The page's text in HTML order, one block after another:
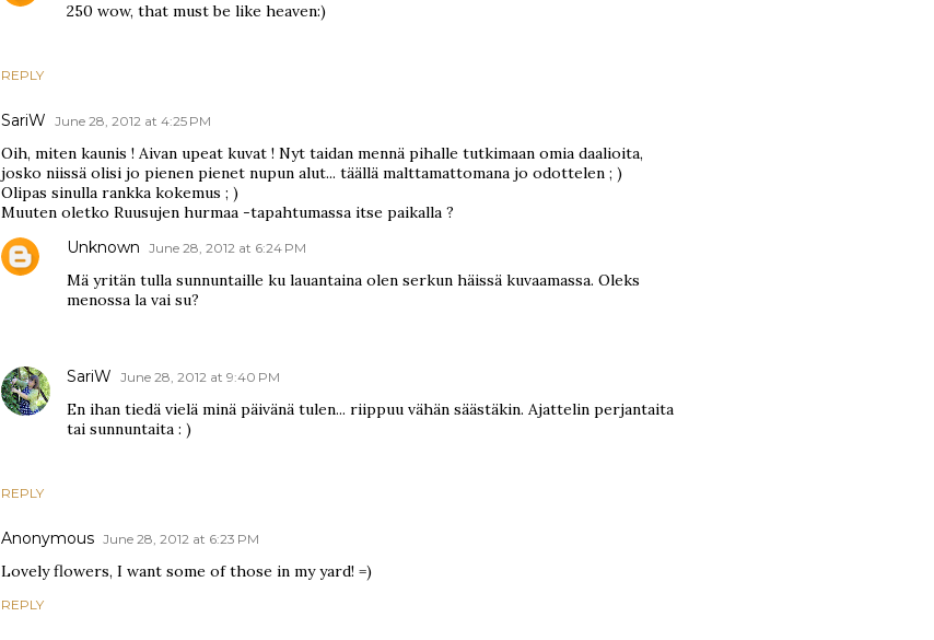
REPLY
250 wow, that must be like heaven:)
SariW June 28, 2012 at 4:25 PM
Oih, miten kaunis ! Aivan upeat kuvat ! Nyt taidan mennä pihalle tutkimaan omia daalioita,
josko niissä olisi jo pienen pienet nupun alut... täällä malttamattomana jo odottelen ; )
Olipas sinulla rankka kokemus ; )
Muuten oletko Ruusujen hurmaa -tapahtumassa itse paikalla ?
REPLY
Unknown June 28, 2012 at 6:24 PM
Mä yritän tulla sunnuntaille ku lauantaina olen serkun häissä kuvaamassa. Oleks
menossa la vai su?
SariW June 28, 2012 at 9:40 PM
En ihan tiedä vielä minä päivänä tulen... riippuu vähän säästäkin. Ajattelin perjantaita
tai sunnuntaita : )
Anonymous June 28, 2012 at 6:23 PM
Lovely flowers, I want some of those in my yard! =)
REPLY